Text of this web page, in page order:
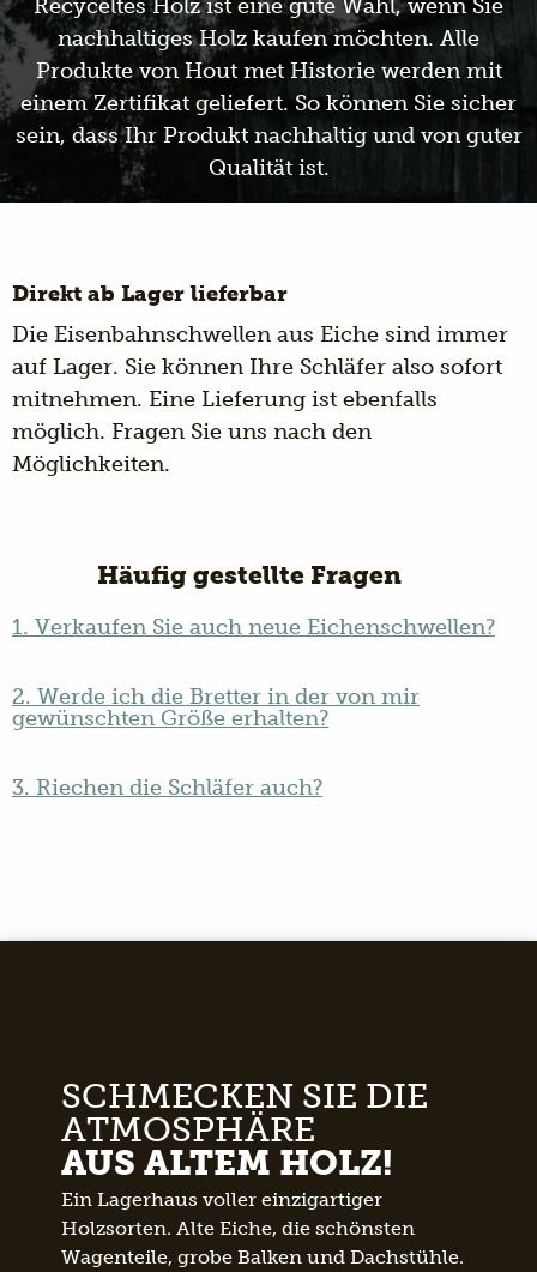
Recyceltes Holz ist eine gute Wahl, wenn Sie
nachhaltiges Holz kaufen möchten. Alle
Produkte von Hout met Historie werden mit
einem Zertifikat geliefert. So können Sie sicher
sein, dass Ihr Produkt nachhaltig und von guter
Qualität ist.
Direkt ab Lager lieferbar
Die Eisenbahnschwellen aus Eiche sind immer
auf Lager. Sie können Ihre Schläfer also sofort
mitnehmen. Eine Lieferung ist ebenfalls
möglich. Fragen Sie uns nach den
Möglichkeiten.
Häufig gestellte Fragen
1. Verkaufen Sie auch neue Eichenschwellen?
2. Werde ich die Bretter in der von mir
gewünschten Größe erhalten?
3. Riechen die Schläfer auch?
SCHMECKEN SIE DIE
ATMOSPHÄRE
AUS ALTEM HOLZ!
Ein Lagerhaus voller einzigartiger
Holzsorten. Alte Eiche, die schönsten
Wagenteile, grobe Balken und Dachstühle.